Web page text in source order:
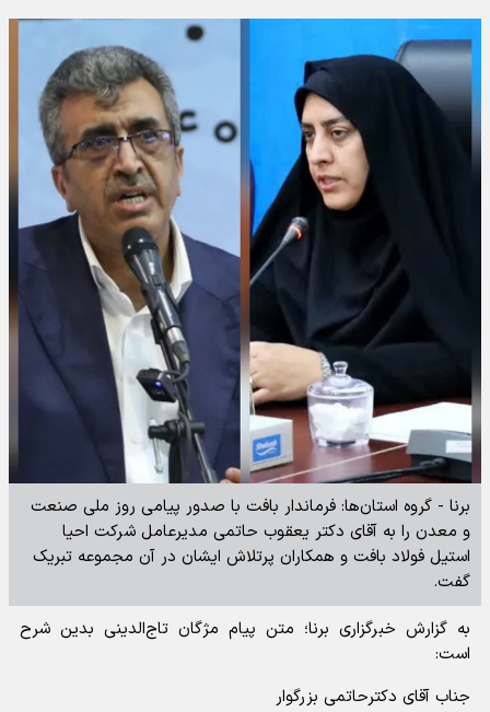
برنا - گروه استان‌ها: فرماندار بافت با صدور پیامی روز ملی صنعت
و معدن را به آقای دکتر یعقوب حاتمی مدیرعامل شرکت احیا
استیل فولاد بافت و همکاران پرتلاش ایشان در آن مجموعه تبریک
گفت.
به گزارش خبرگزاری برنا؛ متن پیام مژگان تاج‌الدینی بدین شرح
است:
جناب آقای دکترحاتمی بزرگوار